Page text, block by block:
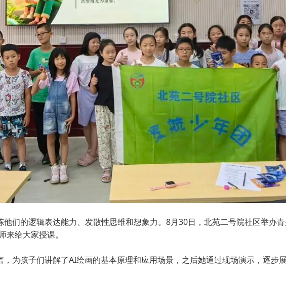
们的逻辑表达能力、发散性思维和想象力。8月30日，北苑二号院社区举办
给大家授课。
为孩子们讲解了AI绘画的基本原理和应用场景，之后她通过现场演示，逐步